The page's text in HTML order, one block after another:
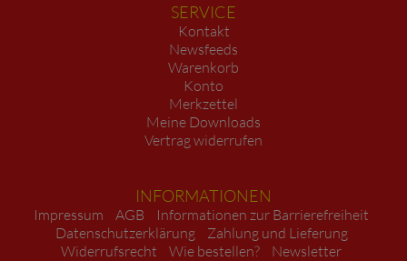
SERVICE
Kontakt
Newsfeeds
Warenkorb
Konto
Merkzettel
Meine Downloads
Vertrag widerrufen
INFORMATIONEN
Impressum AGB
Informationen zur Barrierefreiheit
Datenschutzerklärung
Zahlung und Lieferung
Widerrufsrecht
Wie bestellen? Newsletter